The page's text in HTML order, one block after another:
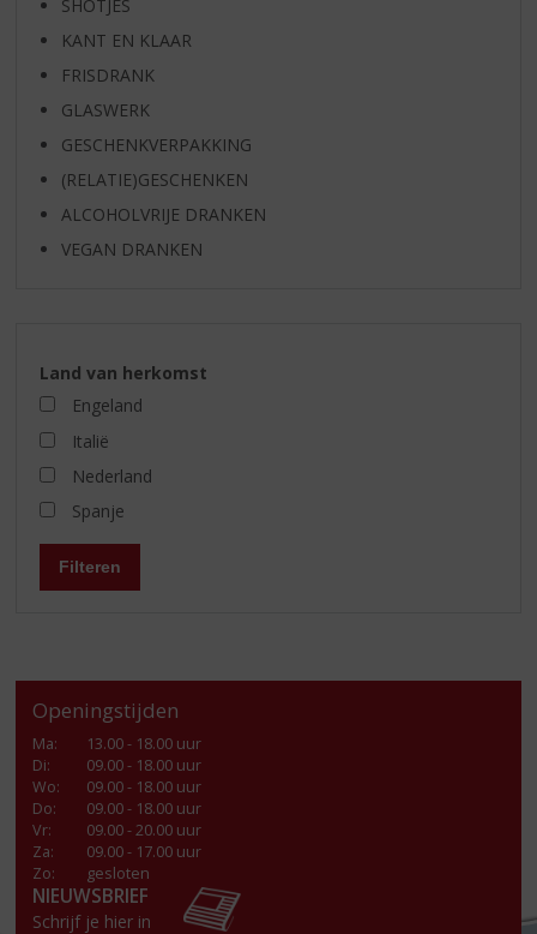
SHOTJES
KANT EN KLAAR
FRISDRANK
GLASWERK
GESCHENKVERPAKKING
(RELATIE)GESCHENKEN
ALCOHOLVRIJE DRANKEN
VEGAN DRANKEN
Land van herkomst
Engeland
Italië
Nederland
Spanje
Filteren
Openingstijden
Ma:
13.00 - 18.00 uur
Di:
09.00 - 18.00 uur
Wo:
09.00 - 18.00 uur
Do:
09.00 - 18.00 uur
Vr:
09.00 - 20.00 uur
Za:
09.00 - 17.00 uur
Zo:
gesloten
NIEUWSBRIEF
Schrijf je hier in